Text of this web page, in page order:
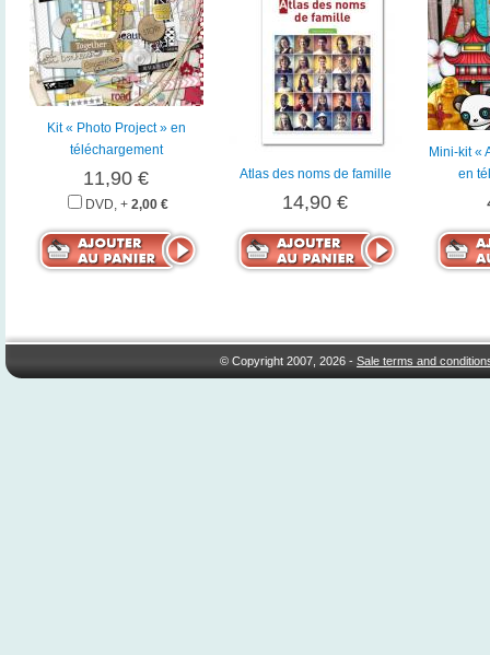
Kit « Photo Project » en
téléchargement
11,90 €
DVD, + 2,00 €
Atlas des noms de famille
14,90 €
Mini-kit «
en
© Copyright 2007, 2026 -Sale terms and